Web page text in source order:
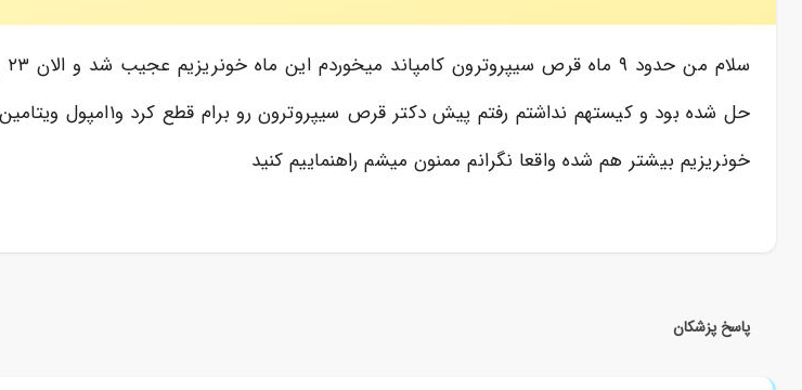
خونریزیم بیشتر هم شده واقعا نگرانم ممنون میشم راهنماییم کنید
پاسخ پزشکان